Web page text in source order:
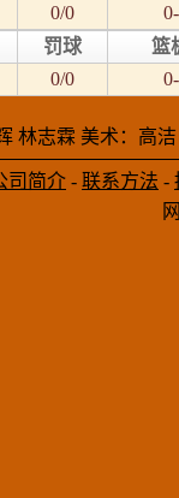
0/0
罚球
篮
0/0
林志霖 美术：高
司简介 - 联系方法 -